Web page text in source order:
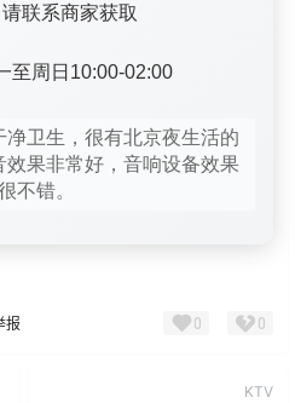
请联系商家获取
至周日10:00-02:00
卫生，很有北京夜生活的
效果非常好，音响设备效果
不错。
报 0 0
KTV